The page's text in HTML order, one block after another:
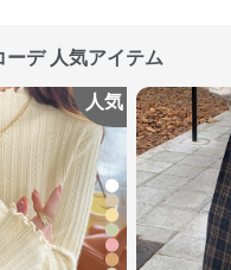
ーデ 人気アイテム
人気